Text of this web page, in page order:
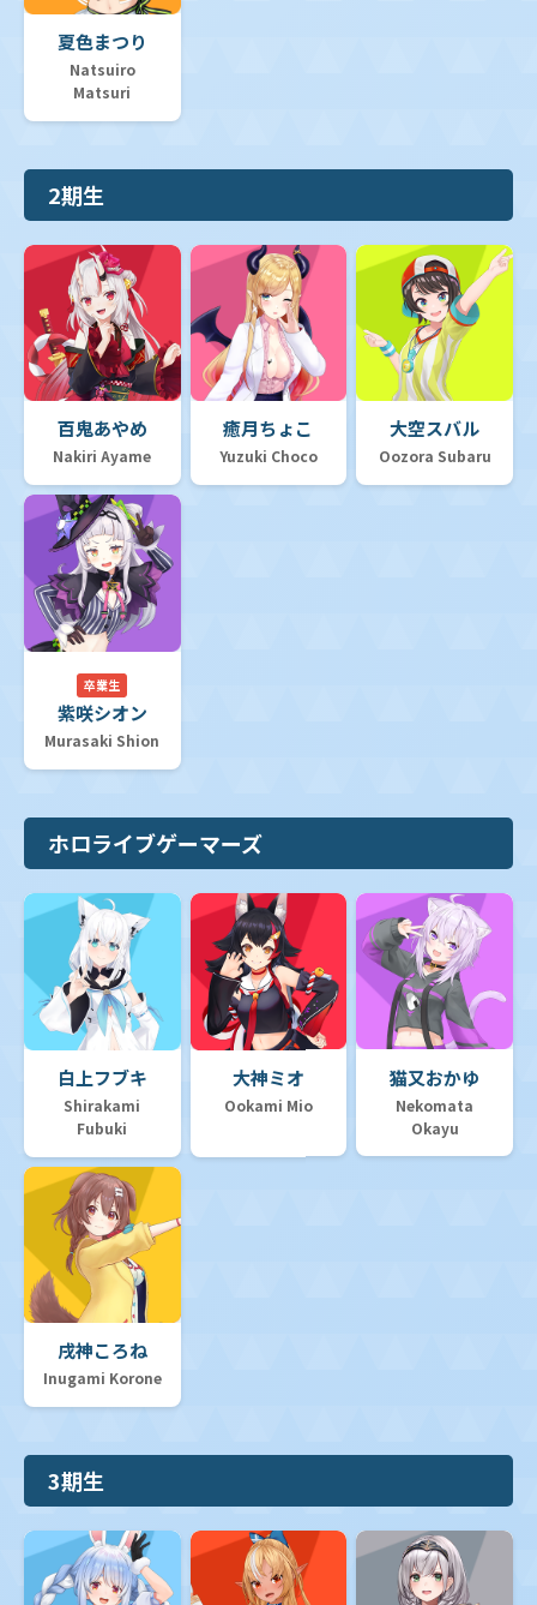
夏色まつり
Natsuiro
Matsuri
2期生
百鬼あやめ
Nakiri Ayame
癒月ちょこ
Yuzuki Choco
大空スバル
Oozora Subaru
卒業生
紫咲シオン
Murasaki Shion
ホロライブゲーマーズ
白上フブキ
Shirakami
Fubuki
大神ミオ
Ookami Mio
猫又おかゆ
Nekomata
Okayu
戌神ころね
Inugami Korone
3期生